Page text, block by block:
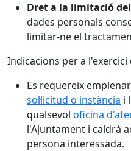
Dret a la limitació
dades personals
limitar-ne el
Indicacions per a
Es requereix
sol·licitud o instància i
qualsevol oficina
l'Ajuntament i caldrà
persona interessada.